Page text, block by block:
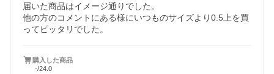
届いた商品はイメージ通りでした。
他の方のコメントにある様にいつものサイズより0.5上を買
ってピッタリでした。
購入した商品
-/24.0